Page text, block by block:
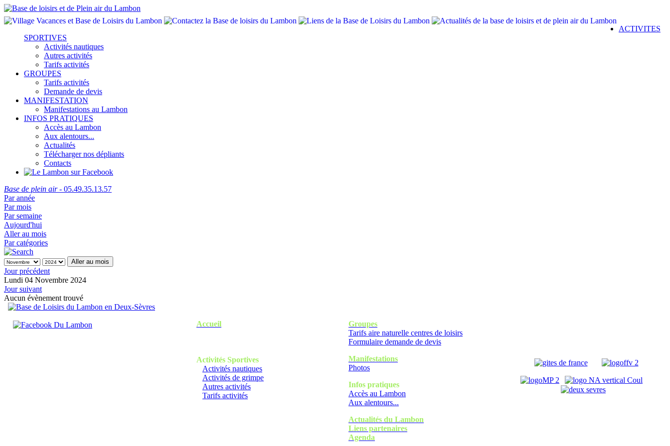
ACTIVITES
SPORTIVES
Activités nautiques
Autres activités
Tarifs activités
GROUPES
Tarifs activités
Demande de devis
MANIFESTATION
Manifestations au Lambon
INFOS PRATIQUES
Accès au Lambon
Aux alentours...
Actualités
Télécharger nos dépliants
Contacts
Base de plein air- 05.49.35.13.57
Par année
Par mois
Par semaine
Aujourd'hui
Aller au mois
Par catégories
Aller au mois
Jour précédent
Lundi 04 Novembre 2024
Jour suivant
Aucun évènement trouvé
Accueil
Activités Sportives
Activités nautiques
Activités de grimpe
Autres activités
Tarifs activités
Groupes
Tarifs aire naturelle centres de loisirs
Formulaire demande de devis
Manifestations
Photos
Infos pratiques
Accès au Lambon
Aux alentours...
Actualités du Lambon
Liens partenaires
Agenda